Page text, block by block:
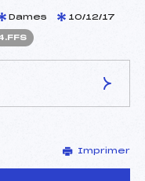
Dames 10/12/17
DREZET DANIEL (MJ)
–
Imprimer